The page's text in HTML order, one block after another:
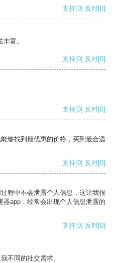
支持[0] 反对[0]
富。
支持[0] 反对[0]
支持[0] 反对[0]
够找到最优惠的价格，买到最合适
支持[0] 反对[0]
程中不会泄露个人信息，这让我很
app，经常会出现个人信息泄露的
支持[0] 反对[0]
不同的社交需求。